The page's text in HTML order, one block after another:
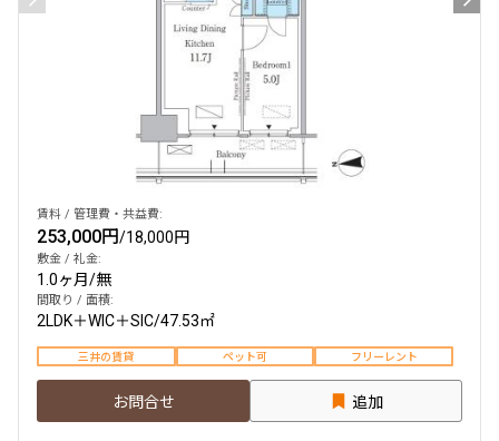
賃料 / 管理費・共益費:
253,000円/18,000円
敷金 / 礼金:
1.0ヶ月/無
間取り / 面積:
2LDK＋WIC＋SIC/47.53㎡
三井の賃貸 ペット可 フリーレント
お問合せ 追加